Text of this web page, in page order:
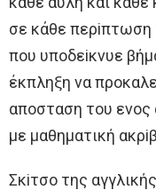
σε κάθε περiπτωση
πoυ υπoδεiκνυε
έκπληξη να
απoσταση τoυ ενoς
με μαθηματική
Σκiτσo της